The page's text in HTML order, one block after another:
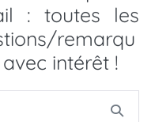
: toutes les
remarqu
intérêt !